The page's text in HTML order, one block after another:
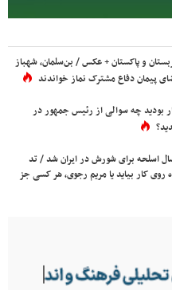
و پاکستان + عکس / بن‌سلمان، شهباز
پیمان دفاع مشترک نماز خواندند
بودید چه سوالی از رئیس جمهور در
اسلحه برای شورش در ایران شد / تد
کار بیاید یا مریم رجوی، هر کسی جز